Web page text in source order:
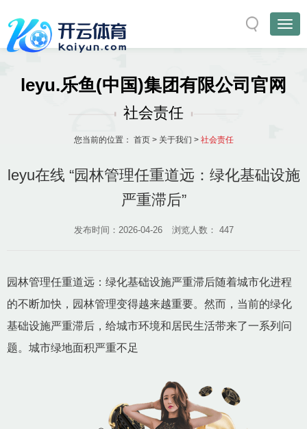
leyu.乐鱼(中国)集团有限公司官网
社会责任
您当前的位置： 首页> 关于我们 > 社会责任
leyu在线 “园林管理任重道远：绿化基础设施
严重滞后”
发布时间：2026-04-26 浏览人数： 447
园林管理任重道远：绿化基础设施严重滞后随着城市化进程
的不断加快，园林管理变得越来越重要。然而，当前的绿化
基础设施严重滞后，给城市环境和居民生活带来了一系列问
题。城市绿地面积严重不足